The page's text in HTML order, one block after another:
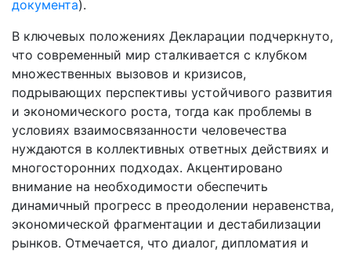
документа).
В ключевых положениях Декларации подчеркнуто,
что современный мир сталкивается с клубком
множественных вызовов и кризисов,
подрывающих перспективы устойчивого развития
и экономического роста, тогда как проблемы в
условиях взаимосвязанности человечества
нуждаются в коллективных ответных действиях и
многосторонних подходах. Акцентировано
внимание на необходимости обеспечить
динамичный прогресс в преодолении неравенства,
экономической фрагментации и дестабилизации
рынков. Отмечается, что диалог, дипломатия и